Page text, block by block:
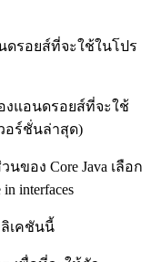
ดรอยส์ที่จะใช้ในโปร
งแอนดรอยส์ที่จะใช้
อร์ชั่นล่าสุด)
ของ Core Java เลือก
interfaces
เคชันนี้